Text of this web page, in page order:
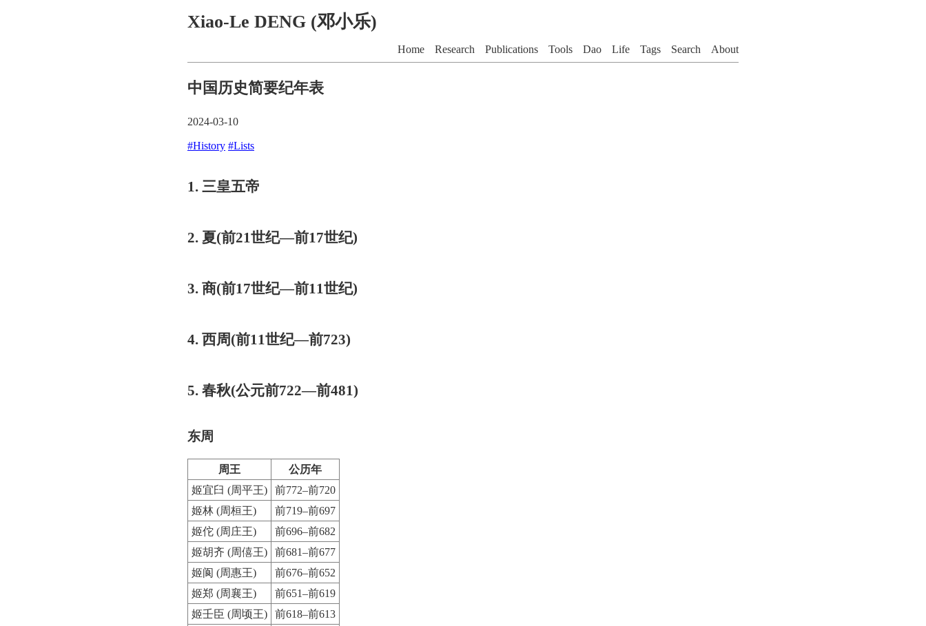
Xiao-Le DENG (邓小乐)
Home Research Publications Tools Dao Life Tags Search About
中国历史简要纪年表
2024-03-10
#History #Lists
1. 三皇五帝
2. 夏(前21世纪—前17世纪)
3. 商(前17世纪—前11世纪)
4. 西周(前11世纪—前723)
5. 春秋(公元前722—前481)
东周
周王
公历年
姬宜臼 (周平王)
前772–前720
姬林 (周桓王)
前719–前697
姬佗 (周庄王)
前696–前682
姬胡齐 (周僖王)
前681–前677
姬阆 (周惠王)
前676–前652
姬郑 (周襄王)
前651–前619
姬壬臣 (周顷王)
前618–前613